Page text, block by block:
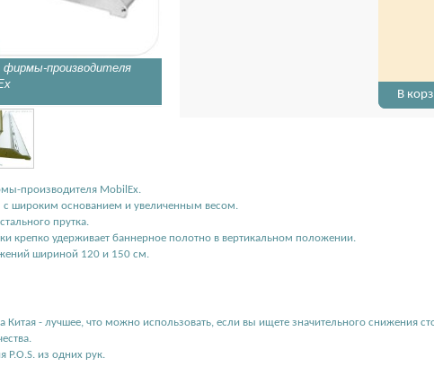
фирмы-производителя
полотно в вертикальном положении.
В
производителя MobilEx.
широким основанием и увеличенным весом.
прутка.
крепко удерживает баннерное полотно в вертикальном положении.
шириной 120 и 150 см.
Китая - лучшее, что можно использовать, если вы ищете значительного снижения
P.O.S. из одних рук.